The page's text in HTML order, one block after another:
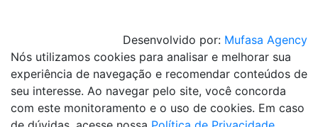
Desenvolvido por: Mufasa Agency
Nós utilizamos cookies para analisar e melhorar sua
experiência de navegação e recomendar conteúdos de
seu interesse. Ao navegar pelo site, você concorda
com este monitoramento e o uso de cookies. Em caso